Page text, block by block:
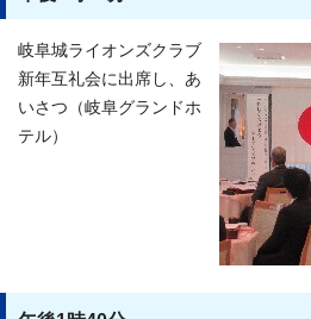
岐阜城ライオンズクラブ
新年互礼会に出席し、あ
いさつ（岐阜グランドホ
テル）